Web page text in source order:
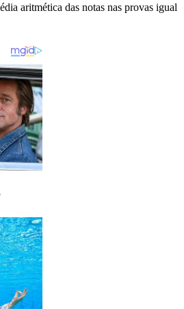
aritmética das notas nas provas igual